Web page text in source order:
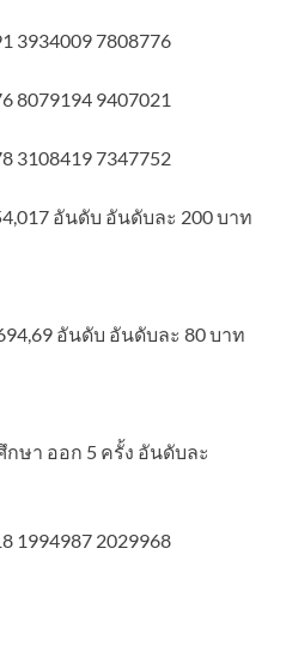
3934009 7808776
8079194 9407021
3108419 7347752
อันดับ อันดับละ 200 บาท
อันดับ อันดับละ 80 บาท
ษา ออก 5 ครั้ง อันดับละ
1994987 2029968